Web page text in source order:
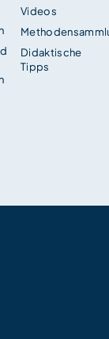
Videos
Didaktische
Tipps